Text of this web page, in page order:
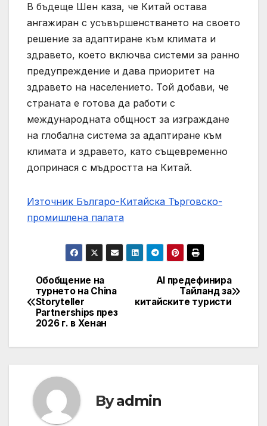
В бъдеще Шен каза, че Китай остава
ангажиран с усъвършенстването на своето
решение за адаптиране към климата и
здравето, което включва системи за ранно
предупреждение и дава приоритет на
здравето на населението. Той добави, че
страната е готова да работи с
международната общност за изграждане
на глобална система за адаптиране към
климата и здравето, като същевременно
допринася с мъдростта на Китай.
Източник Българо-Китайска Търговско-
промишлена палaта
Навигация
AI предефинира
Тайланд за
китайските туристи
Обобщение на
турнето на China
Storyteller
Partnerships през
2026 г. в Хенан
Byadmin